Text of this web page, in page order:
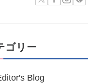
ゴリー
Blog